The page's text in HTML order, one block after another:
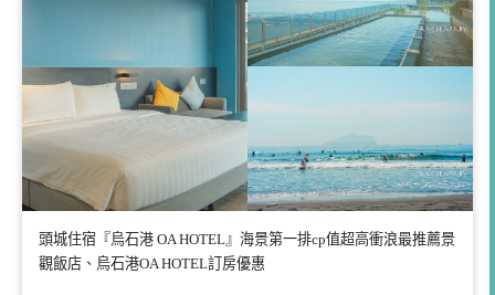
頭城住宿『烏石港 OA HOTEL』海景第一排cp值超高衝浪最推薦景
觀飯店、烏石港OA HOTEL訂房優惠